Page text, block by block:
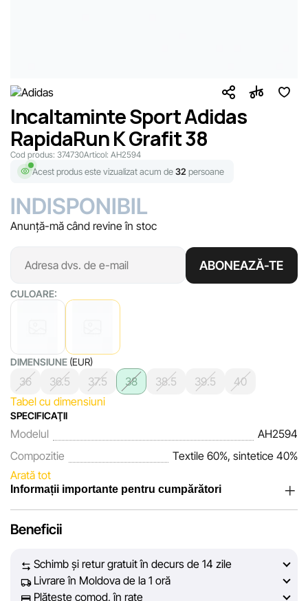
Incaltaminte Sport Adidas
RapidaRun K Grafit 38
Cod produs: 374730Articol: AH2594
Acest produs este vizualizat acum de32 persoane
INDISPONIBIL
Anunță-mă când revine în stoc
ABONEAZĂ-TE
CULOARE:
DIMENSIUNE (EUR)
36 36.5 37.5 38 38.5 39.5
40
Tabel cu dimensiuni
SPECIFICAŢII
Modelul
AH2594
Compozitie
Textile 60%, sintetice 40%
Arată tot
Informații importante pentru cumpărători
încrederea clienților noștri. În fiecare zi depunem eforturi
prezentate pe site să fie cât mai complete, obiective și
actuale. Scopul nostru este să vă oferim informații corecte și
Beneficii
Schimb și retur gratuit în decurs de 14 zile
Livrare în Moldova de la 1 oră
Plătește comod, în rate